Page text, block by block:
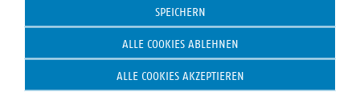
leisten jährlich Investitionen in Höhe von über einer
Milliarde Euro, erwirtschaften einen Umsatz von rund 16
Milliarden Euro und sind wichtiger Arbeitgeber für 25.000
SPEICHERN
ALLE COOKIES ABLEHNEN
ALLE COOKIES AKZEPTIEREN